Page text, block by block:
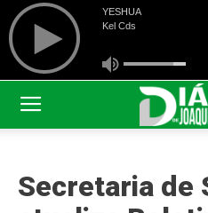
Secretaria de